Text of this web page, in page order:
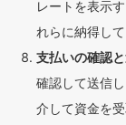
レートを表示
れらに納得して
支払いの確認
確認して送信
介して資金を